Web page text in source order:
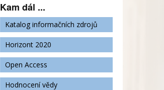
Kam dál ...
Katalog informačních zdrojů
Horizont 2020
Open Access
Hodnocení vědy